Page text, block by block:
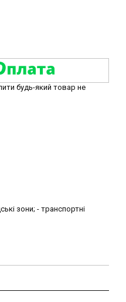
будь-який товар не
зони; - транспортні